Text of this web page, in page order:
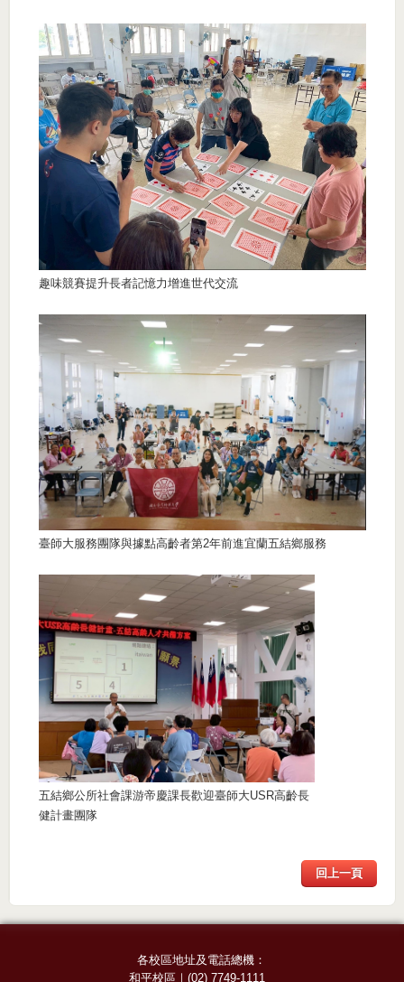
趣味競賽提升長者記憶力增進世代交流
臺師大服務團隊與據點高齡者第2年前進宜蘭五結鄉服務
五結鄉公所社會課游帝慶課長歡迎臺師大USR高齡長
健計畫團隊
回上一頁
各校區地址及電話總機：
和平校區 ｜(02) 7749-1111